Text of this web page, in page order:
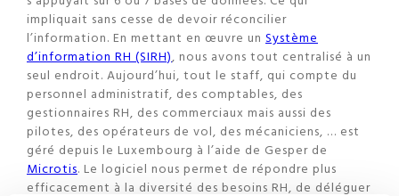
impliquait sans cesse de devoir réconcilier
l’information. En mettant en œuvre un Système
d’information RH (SIRH), nous avons tout centralisé à un
seul endroit. Aujourd’hui, tout le staff, qui compte du
personnel administratif, des comptables, des
gestionnaires RH, des commerciaux mais aussi des
pilotes, des opérateurs de vol, des mécaniciens, … est
géré depuis le Luxembourg à l’aide de Gesper de
Microtis. Le logiciel nous permet de répondre plus
efficacement à la diversité des besoins RH, de déléguer